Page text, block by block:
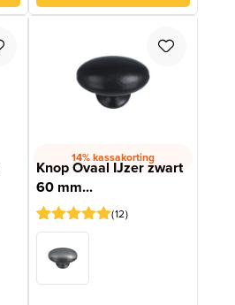
14% kassakorting
Knop Ovaal IJzer zwart
60 mm...
Gewaardeerd
op 5
gebaseerd
12
12